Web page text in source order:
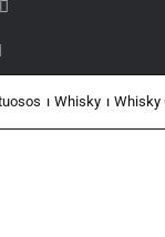
Whisky Whisky